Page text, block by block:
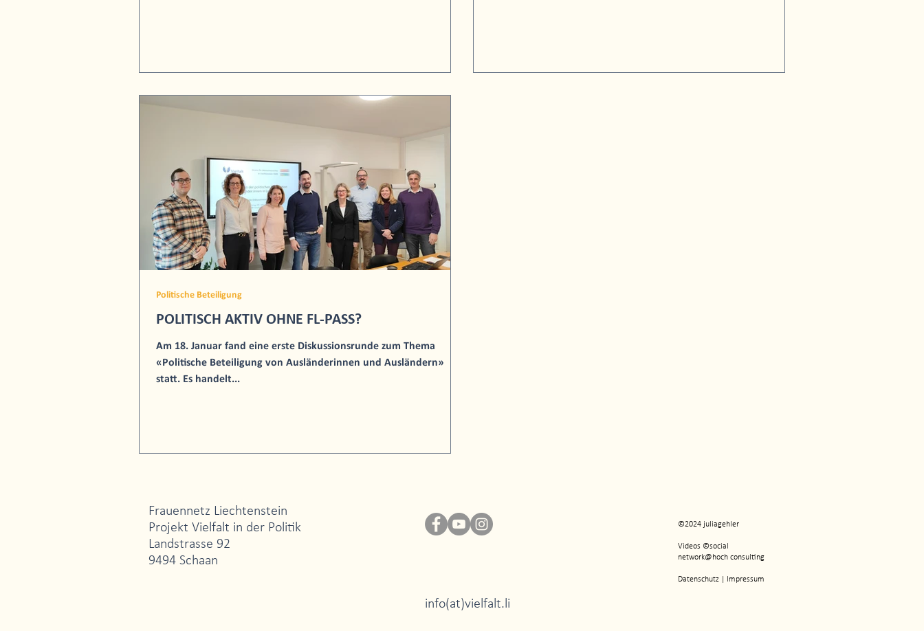
POLITISCH AKTIV OHNE FL-PASS?
Am 18. Januar fand eine erste Diskussionsrunde zum Thema
«Politische Beteiligung von Ausländerinnen und Ausländern»
statt. Es handelt...
Politische Beteiligung
Frauennetz Liechtenstein
Projekt Vielfalt in der Politik
Landstrasse 92
9494 Schaan
©2024 juliagehler
Videos ©social
network@hoch consulting
Datenschutz Impressum
info(at)vielfalt.li